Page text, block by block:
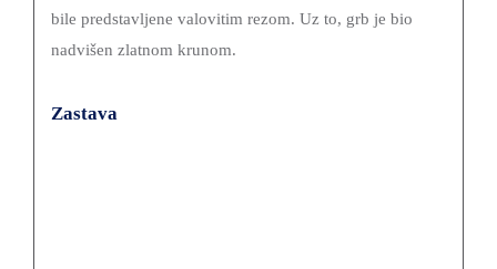
bile predstavljene valovitim rezom. Uz to, grb je bio
nadvišen zlatnom krunom.
Zastava